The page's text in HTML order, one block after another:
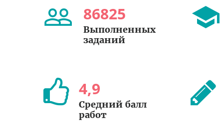
86825
Выполненных
заданий
4,9
Средний балл
работ